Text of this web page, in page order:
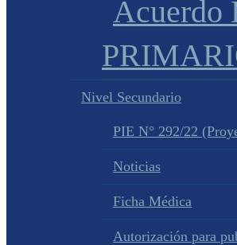
Acuerdo
Nivel Secundario
PIE N° 292/22
Noticias
Ficha Médica
Autorización para